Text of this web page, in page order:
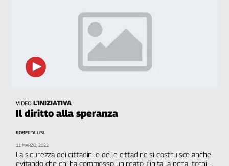
VIDEO L’INIZIATIVA
Il diritto alla speranza
La sicurezza dei cittadini e delle cittadine si costruisce anche
evitando che chi ha commesso un reato, finita la pena, torni a
ROBERTA LISI
11 MARZO, 2022